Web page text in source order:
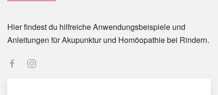
Hier findest du hilfreiche Anwendungsbeispiele und
Anleitungen für Akupunktur und Homöopathie bei Rindern.